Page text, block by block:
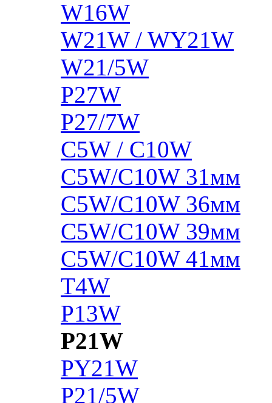
W16W
W21W / WY21W
W21/5W
P27W
P27/7W
C5W / C10W
C5W/C10W 31мм
C5W/C10W 36мм
C5W/C10W 39мм
C5W/C10W 41мм
T4W
P13W
P21W
PY21W
P21/5W